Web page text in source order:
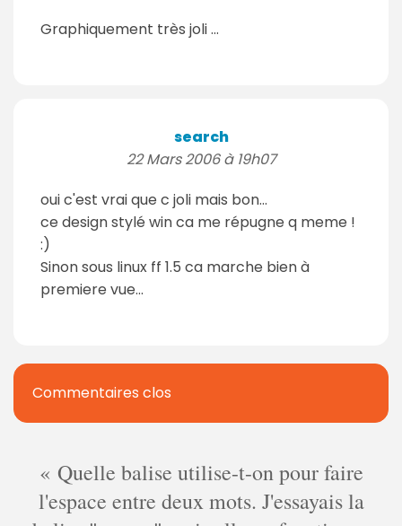
Graphiquement très joli ...
search
22 Mars 2006 à 19h07
oui c'est vrai que c joli mais bon...
ce design stylé win ca me répugne q meme !
:)
Sinon sous linux ff 1.5 ca marche bien à
premiere vue...
Commentaires clos
Quelle balise utilise-t-on pour faire
l'espace entre deux mots. J'essayais la